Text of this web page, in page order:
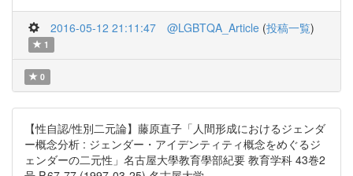
2016-05-12 21:11:47 @LGBTQA_Article (投稿一覧)
1
0
【性自認/性別二元論】藤原直子「人間形成におけるジェンダ
ー概念分析 : ジェンダー・アイデンティティ概念をめぐるジ
ェンダーの二元性」名古屋大學教育學部紀要 教育学科 43巻2